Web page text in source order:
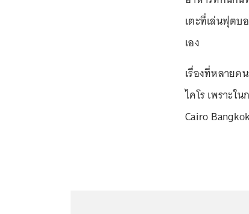
เตะที่เล่นฟุตบ
เอง
เรื่องที่หลายค
ไคโร เพราะใ
Cairo